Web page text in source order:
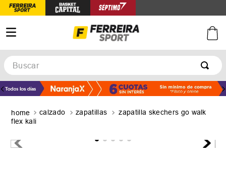
Buscar
calzado zapatillas
zapatilla skechers go walk
flex kali
TÉRMINOS MÁS BUSCADOS
2.
basquet